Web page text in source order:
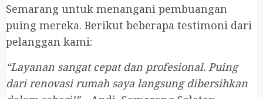
Semarang untuk menangani pembuangan
puing mereka. Berikut beberapa testimoni dari
pelanggan kami:
“Layanan sangat cepat dan profesional. Puing
dari renovasi rumah saya langsung dibersihkan